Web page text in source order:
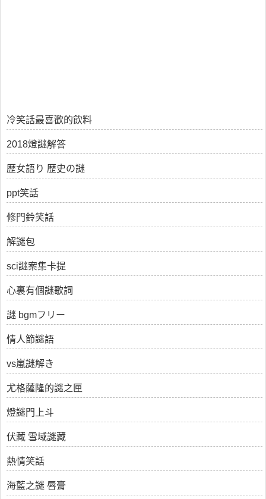
冷笑話最喜歡的飲料
2018燈謎解答
歴女語り 歴史の謎
ppt笑話
修門鈴笑話
解謎包
sci謎案集卡提
心裏有個謎歌詞
謎 bgmフリー
情人節謎語
vs嵐謎解き
尤格薩隆的謎之匣
燈謎門上斗
伏藏 雪域謎藏
熱情笑話
海藍之謎 唇膏